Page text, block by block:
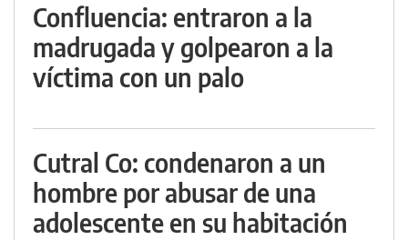
Confluencia: entraron a la
madrugada y golpearon a la
víctima con un palo
Cutral Co: condenaron a un
hombre por abusar de una
adolescente en su habitación